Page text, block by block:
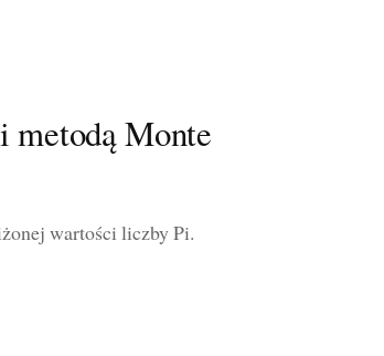
metodą Monte
wartości liczby Pi.